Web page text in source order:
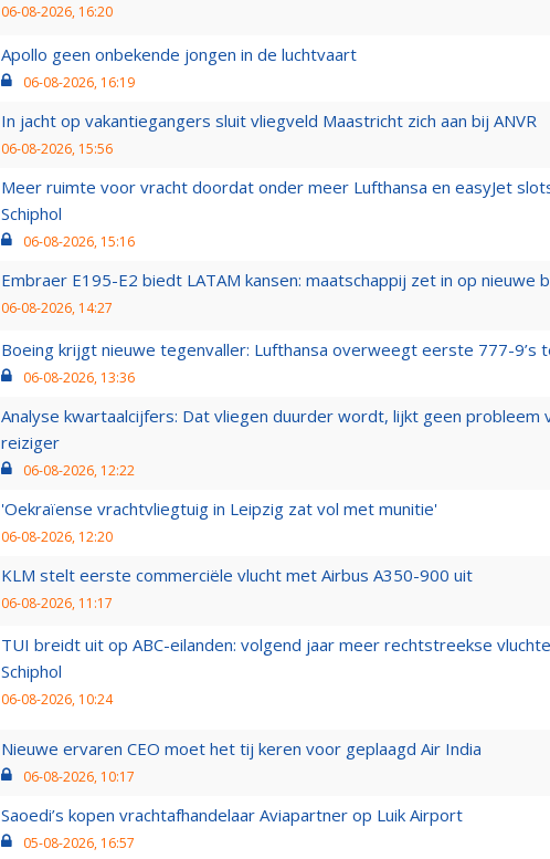
06-08-2026, 16:20
Apollo geen onbekende jongen in de luchtvaart
06-08-2026, 16:19
In jacht op vakantiegangers sluit vliegveld Maastricht zich aan bij ANVR
06-08-2026, 15:56
Meer ruimte voor vracht doordat onder meer Lufthansa en easyJet
Schiphol
06-08-2026, 15:16
Embraer E195-E2 biedt LATAM kansen: maatschappij zet in op nieuwe
06-08-2026, 14:27
Boeing krijgt nieuwe tegenvaller: Lufthansa overweegt eerste 777-9’s
06-08-2026, 13:36
Analyse kwartaalcijfers: Dat vliegen duurder wordt, lijkt geen probleem
reiziger
06-08-2026, 12:22
'Oekraïense vrachtvliegtuig in Leipzig zat vol met munitie'
06-08-2026, 12:20
KLM stelt eerste commerciële vlucht met Airbus A350-900 uit
06-08-2026, 11:17
TUI breidt uit op ABC-eilanden: volgend jaar meer rechtstreekse
Schiphol
06-08-2026, 10:24
Nieuwe ervaren CEO moet het tij keren voor geplaagd Air India
06-08-2026, 10:17
Saoedi’s kopen vrachtafhandelaar Aviapartner op Luik Airport
05-08-2026, 16:57